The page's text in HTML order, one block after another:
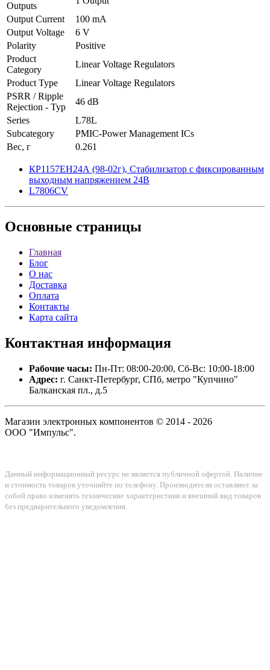
Outputs
Output Current
100 mA
Output Voltage
6 V
Polarity
Positive
Product
Category
Linear Voltage Regulators
Product Type
Linear Voltage Regulators
PSRR / Ripple
Rejection - Typ
46 dB
Series
L78L
Subcategory
PMIC-Power Management ICs
Вес, г
0.261
КР1157ЕН24А (98-02г), Стабилизатор с фиксированным
выходным напряжением 24В
L7806CV
Основные страницы
Главная
Блог
О нас
Доставка
Оплата
Контакты
Карта сайта
Контактная информация
Рабочие часы: Пн-Пт: 08:00-20:00, Сб-Вс: 10:00-18:00
Адрес: г. Санкт-Петербург, СПб, метро "Купчино"
Балканская пл., д.5
Магазин электронных компонентов © 2014 - 2026
ООО "Импульс".
Данный информационный ресурс не является публичной офертой. Наличие
и стоимость товаров уточняйте по телефону. Производители оставляют за
собой право изменять технические характеристики и внешний вид товаров
без предварительного уведомления.